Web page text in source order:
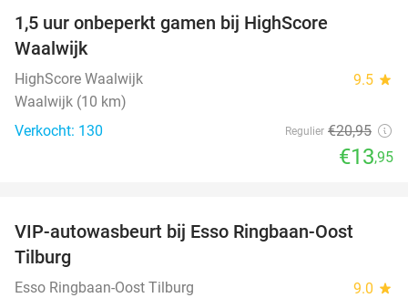
1,5 uur onbeperkt gamen bij HighScore
Waalwijk
HighScore Waalwijk 9.5 star
Waalwijk (10 km)
Verkocht: 130
Regulier €20,95
€13,95
42%
VIP-autowasbeurt bij Esso Ringbaan-Oost
Tilburg
Esso Ringbaan-Oost Tilburg 9.0 star